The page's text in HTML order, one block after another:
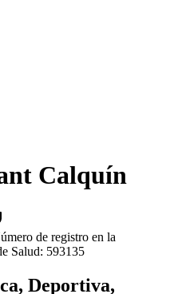
Calquín
de registro en la
Salud: 593135
Deportiva,